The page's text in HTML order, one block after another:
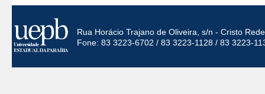
Rua Horácio Trajano de Oliveira, s/n - Cristo
Fone: 83 3223-6702 / 83 3223-1128 / 83 3223-